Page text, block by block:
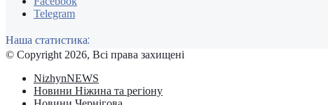
Telegram
Наша статистика:
© Copyright 2026, Всі права захищені
NizhynNEWS
Новини Ніжина та регіону